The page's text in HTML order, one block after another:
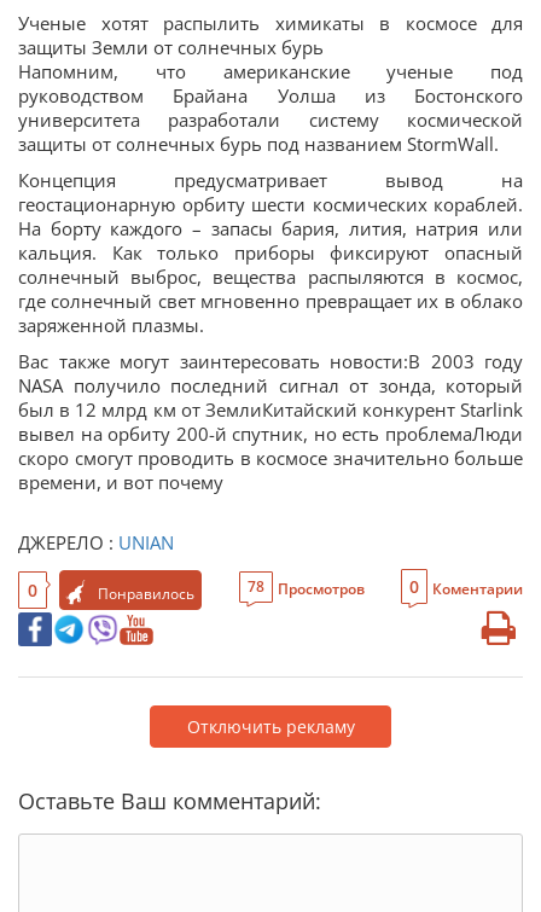
Ученые хотят распылить химикаты в космосе для
защиты Земли от солнечных бурь
Напомним, что американские ученые под
руководством Брайана Уолша из Бостонского
университета разработали систему космической
защиты от солнечных бурь под названием StormWall.
Концепция предусматривает вывод на
геостационарную орбиту шести космических кораблей.
На борту каждого – запасы бария, лития, натрия или
кальция. Как только приборы фиксируют опасный
солнечный выброс, вещества распыляются в космос,
где солнечный свет мгновенно превращает их в облако
заряженной плазмы.
Вас также могут заинтересовать новости:В 2003 году
NASA получило последний сигнал от зонда, который
был в 12 млрд км от ЗемлиКитайский конкурент Starlink
вывел на орбиту 200-й спутник, но есть проблемаЛюди
скоро смогут проводить в космосе значительно больше
времени, и вот почему
ДЖЕРЕЛО : UNIAN
0 Понравилось 78 Просмотров 0 Коментарии
Отключить рекламу
Оставьте Ваш комментарий: